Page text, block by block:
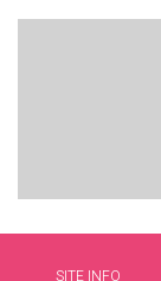
SITE INFO